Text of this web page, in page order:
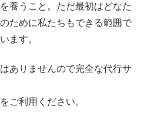
養うこと。ただ最初はどなた
ために私たちもできる範囲で
ます。
ありませんので完全な代行サ
ご利用ください。